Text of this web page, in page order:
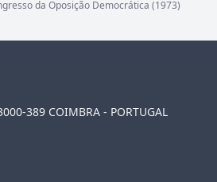
da Oposição Democrática (1973)
389 COIMBRA - PORTUGAL